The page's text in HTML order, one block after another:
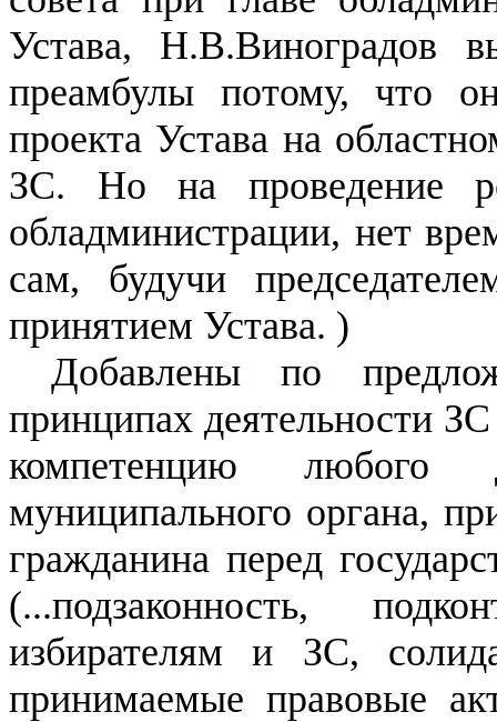
Устава, Н.В.Виноградов
преамбулы потому, что
проекта Устава на
ЗС. Но на проведение
обладминистрации, нет
сам, будучи
принятием Устава. )
Добавлены по
принципах деятельности
компетенцию любого
муниципального органа,
гражданина перед
(...подзаконность,
избирателям и ЗС,
принимаемые правовые